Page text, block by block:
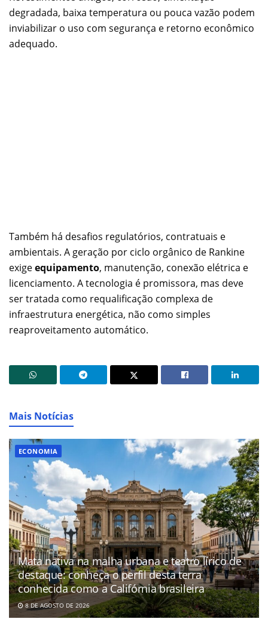
degradada, baixa temperatura ou pouca vazão podem
inviabilizar o uso com segurança e retorno econômico
adequado.
Também há desafios regulatórios, contratuais e
ambientais. A geração por ciclo orgânico de Rankine
exigeequipamento, manutenção, conexão elétrica e
licenciamento. A tecnologia é promissora, mas deve
ser tratada como requalificação complexa de
infraestrutura energética, não como simples
reaproveitamento automático.
Mais Notícias
ECONOMIA
Mata nativa na malha urbana e teatro lírico de
destaque: conheça o perfil desta terra
conhecida como a Califórnia brasileira
8 DE AGOSTO DE 2026